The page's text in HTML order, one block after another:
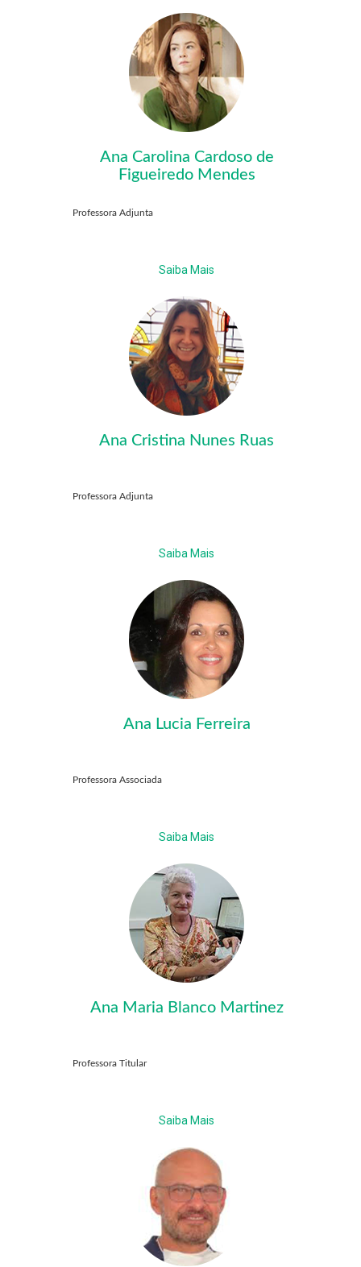
Ana Carolina Cardoso de
Figueiredo Mendes
Professora Adjunta
Saiba Mais
Ana Cristina Nunes Ruas
Professora Adjunta
Saiba Mais
Ana Lucia Ferreira
Professora Associada
Saiba Mais
Ana Maria Blanco Martinez
Professora Titular
Saiba Mais